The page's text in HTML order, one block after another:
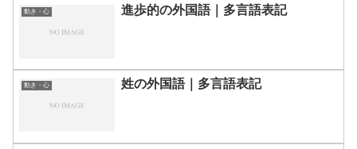
動き・心 進歩的の外国語｜多言語表記
動き・心 姓の外国語｜多言語表記